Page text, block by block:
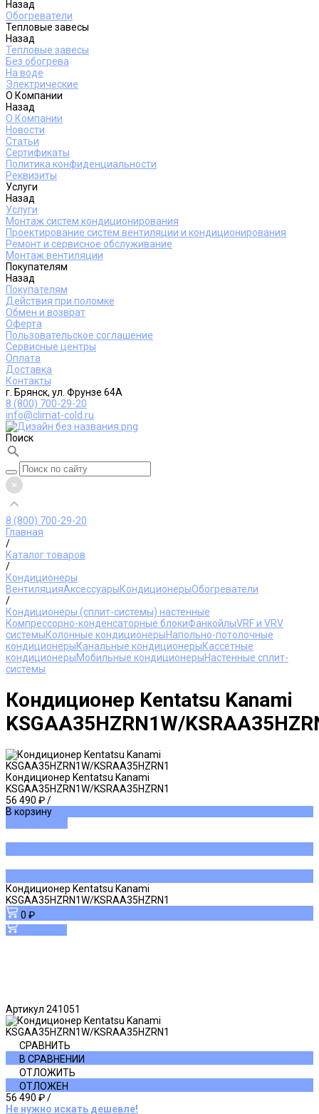
Назад
Обогреватели
Тепловые завесы
Назад
Тепловые завесы
Без обогрева
На воде
Электрические
О Компании
Назад
О Компании
Новости
Статьи
Сертификаты
Политика конфиденциальности
Реквизиты
Услуги
Назад
Услуги
Монтаж систем кондиционирования
Проектирование систем вентиляции и кондиционирования
Ремонт и сервисное обслуживание
Монтаж вентиляции
Покупателям
Назад
Покупателям
Действия при поломке
Обмен и возврат
Оферта
Пользовательское соглашение
Сервисные центры
Оплата
Доставка
Контакты
г. Брянск, ул. Фрунзе 64А
8 (800) 700-29-20
info@climat-cold.ru
Поиск
8 (800) 700-29-20
Главная
/
Каталог товаров
/
Кондиционеры
ВентиляцияАксессуарыКондиционерыОбогреватели
/
Кондиционеры (сплит-системы) настенные
Компрессорно-конденсаторные блокиФанкойлыVRF и VRV
системыКолонные кондиционерыНапольно-потолочные
кондиционерыКанальные кондиционерыКассетные
кондиционерыМобильные кондиционерыНастенные сплит-
системы
Кондиционер Kentatsu Kanami
KSGAA35HZRN1W/
Кондиционер Kentatsu Kanami
KSGAA35HZRN1W/KSRAA35HZRN1
56 490 ₽/
В корзину
Кондиционер Kentatsu Kanami
KSGAA35HZRN1W/KSRAA35HZRN1
0 ₽
Артикул 241051
СРАВНИТЬ
В СРАВНЕНИИ
ОТЛОЖИТЬ
ОТЛОЖЕН
56 490 ₽/
Не нужно искать дешевле!